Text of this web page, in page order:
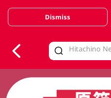
Valid Until 30 June 2026
Dismiss